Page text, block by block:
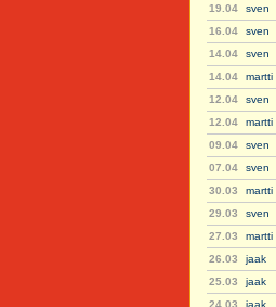
19.04 sven
16.04 sven
14.04 sven
14.04 martti
12.04 sven
12.04 martti
09.04 sven
07.04 sven
30.03 martti
29.03 sven
27.03 martti
26.03 jaak
25.03 jaak
24.03 jaak